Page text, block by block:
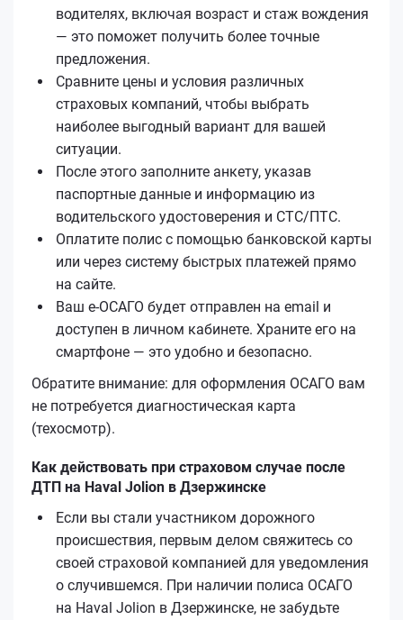
водителях, включая возраст и стаж вождения
— это поможет получить более точные
предложения.
Сравните цены и условия различных
страховых компаний, чтобы выбрать
наиболее выгодный вариант для вашей
ситуации.
После этого заполните анкету, указав
паспортные данные и информацию из
водительского удостоверения и СТС/ПТС.
Оплатите полис с помощью банковской карты
или через систему быстрых платежей прямо
на сайте.
Ваш е‑ОСАГО будет отправлен на email и
доступен в личном кабинете. Храните его на
смартфоне — это удобно и безопасно.
Обратите внимание: для оформления ОСАГО вам
не потребуется диагностическая карта
(техосмотр).
Как действовать при страховом случае после
ДТП на Haval Jolion в Дзержинске
Если вы стали участником дорожного
происшествия, первым делом свяжитесь со
своей страховой компанией для уведомления
о случившемся. При наличии полиса ОСАГО
на Haval Jolion в Дзержинске, не забудьте